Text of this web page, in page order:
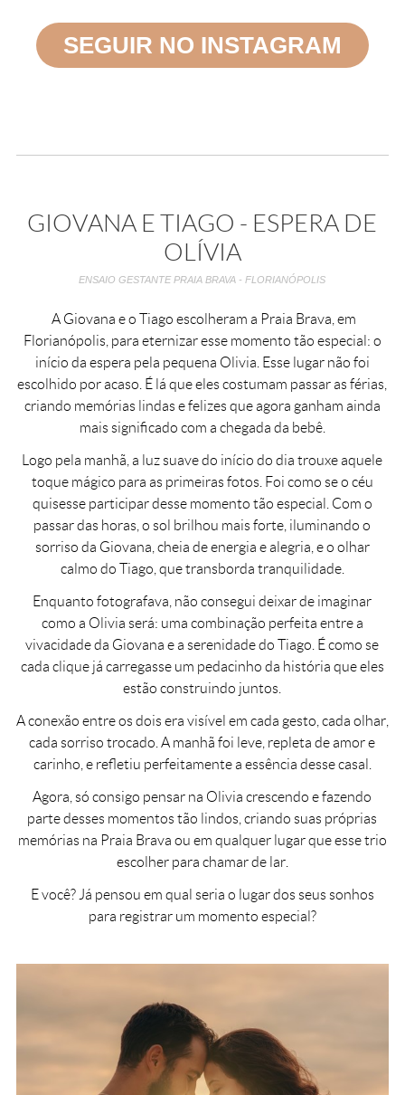
SEGUIR NO INSTAGRAM
GIOVANA E TIAGO - ESPERA DE
OLÍVIA
ENSAIO GESTANTE PRAIA BRAVA - FLORIANÓPOLIS
A Giovana e o Tiago escolheram a Praia Brava, em
Florianópolis, para eternizar esse momento tão especial: o
início da espera pela pequena Olivia. Esse lugar não foi
escolhido por acaso. É lá que eles costumam passar as férias,
criando memórias lindas e felizes que agora ganham ainda
mais significado com a chegada da bebê.
Logo pela manhã, a luz suave do início do dia trouxe aquele
toque mágico para as primeiras fotos. Foi como se o céu
quisesse participar desse momento tão especial. Com o
passar das horas, o sol brilhou mais forte, iluminando o
sorriso da Giovana, cheia de energia e alegria, e o olhar
calmo do Tiago, que transborda tranquilidade.
Enquanto fotografava, não consegui deixar de imaginar
como a Olivia será: uma combinação perfeita entre a
vivacidade da Giovana e a serenidade do Tiago. É como se
cada clique já carregasse um pedacinho da história que eles
estão construindo juntos.
A conexão entre os dois era visível em cada gesto, cada olhar,
cada sorriso trocado. A manhã foi leve, repleta de amor e
carinho, e refletiu perfeitamente a essência desse casal.
Agora, só consigo pensar na Olivia crescendo e fazendo
parte desses momentos tão lindos, criando suas próprias
memórias na Praia Brava ou em qualquer lugar que esse trio
escolher para chamar de lar.
E você? Já pensou em qual seria o lugar dos seus sonhos
para registrar um momento especial?